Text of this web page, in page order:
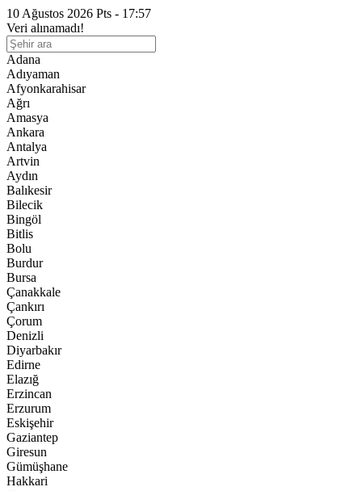
10 Ağustos 2026 Pts - 17:57
Veri alınamadı!
Adana
Adıyaman
Afyonkarahisar
Ağrı
Amasya
Ankara
Antalya
Artvin
Aydın
Balıkesir
Bilecik
Bingöl
Bitlis
Bolu
Burdur
Bursa
Çanakkale
Çankırı
Çorum
Denizli
Diyarbakır
Edirne
Elazığ
Erzincan
Erzurum
Eskişehir
Gaziantep
Giresun
Gümüşhane
Hakkari